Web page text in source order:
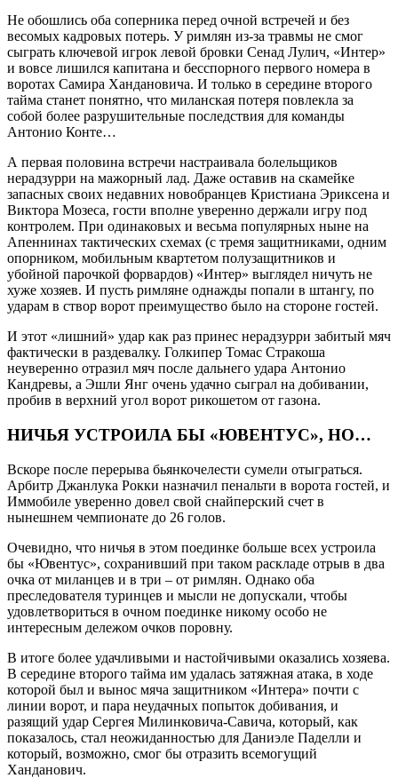
Не обошлись оба соперника перед очной встречей и без
весомых кадровых потерь. У римлян из-за травмы не смог
сыграть ключевой игрок левой бровки Сенад Лулич, «Интер»
и вовсе лишился капитана и бесспорного первого номера в
воротах Самира Хандановича. И только в середине второго
тайма станет понятно, что миланская потеря повлекла за
собой более разрушительные последствия для команды
Антонио Конте…
А первая половина встречи настраивала болельщиков
нерадзурри на мажорный лад. Даже оставив на скамейке
запасных своих недавних новобранцев Кристиана Эриксена и
Виктора Мозеса, гости вполне уверенно держали игру под
контролем. При одинаковых и весьма популярных ныне на
Апеннинах тактических схемах (с тремя защитниками, одним
опорником, мобильным квартетом полузащитников и
убойной парочкой форвардов) «Интер» выглядел ничуть не
хуже хозяев. И пусть римляне однажды попали в штангу, по
ударам в створ ворот преимущество было на стороне гостей.
И этот «лишний» удар как раз принес нерадзурри забитый мяч
фактически в раздевалку. Голкипер Томас Стракоша
неуверенно отразил мяч после дальнего удара Антонио
Кандревы, а Эшли Янг очень удачно сыграл на добивании,
пробив в верхний угол ворот рикошетом от газона.
НИЧЬЯ УСТРОИЛА БЫ «ЮВЕНТУС», НО…
Вскоре после перерыва бьянкочелести сумели отыграться.
Арбитр Джанлука Рокки назначил пенальти в ворота гостей, и
Иммобиле уверенно довел свой снайперский счет в
нынешнем чемпионате до 26 голов.
Очевидно, что ничья в этом поединке больше всех устроила
бы «Ювентус», сохранивший при таком раскладе отрыв в два
очка от миланцев и в три – от римлян. Однако оба
преследователя туринцев и мысли не допускали, чтобы
удовлетвориться в очном поединке никому особо не
интересным дележом очков поровну.
В итоге более удачливыми и настойчивыми оказались хозяева.
В середине второго тайма им удалась затяжная атака, в ходе
которой был и вынос мяча защитником «Интера» почти с
линии ворот, и пара неудачных попыток добивания, и
разящий удар Сергея Милинковича-Савича, который, как
показалось, стал неожиданностью для Даниэле Паделли и
который, возможно, смог бы отразить всемогущий
Ханданович.